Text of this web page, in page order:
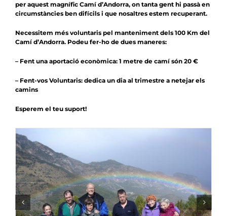
per aquest magnífic Camí d’Andorra, on tanta gent hi passà en
circumstàncies ben difícils i que nosaltres estem recuperant.
Necessitem més voluntaris pel manteniment dels 100 Km del
Camí d’Andorra. Podeu fer-ho de dues maneres:
– Fent una aportació econòmica: 1 metre de camí són 20 €
– Fent-vos Voluntaris: dedica un dia al trimestre a netejar els
camins
Esperem el teu suport!